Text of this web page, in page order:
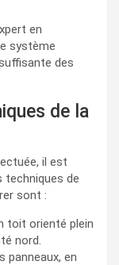
en
système
des
de la
il est
techniques de
sont :
toit orienté plein
nord.
panneaux, en